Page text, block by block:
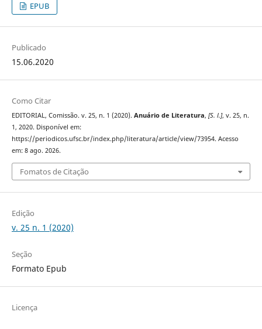
EPUB
Publicado
15.06.2020
Como Citar
EDITORIAL, Comissão. v. 25, n. 1 (2020). Anuário de Literatura, [S. l.], v. 25, n.
1, 2020. Disponível em:
https://periodicos.ufsc.br/index.php/literatura/article/view/73954. Acesso
em: 8 ago. 2026.
Fomatos de Citação
Edição
v. 25 n. 1 (2020)
Seção
Formato Epub
Licença